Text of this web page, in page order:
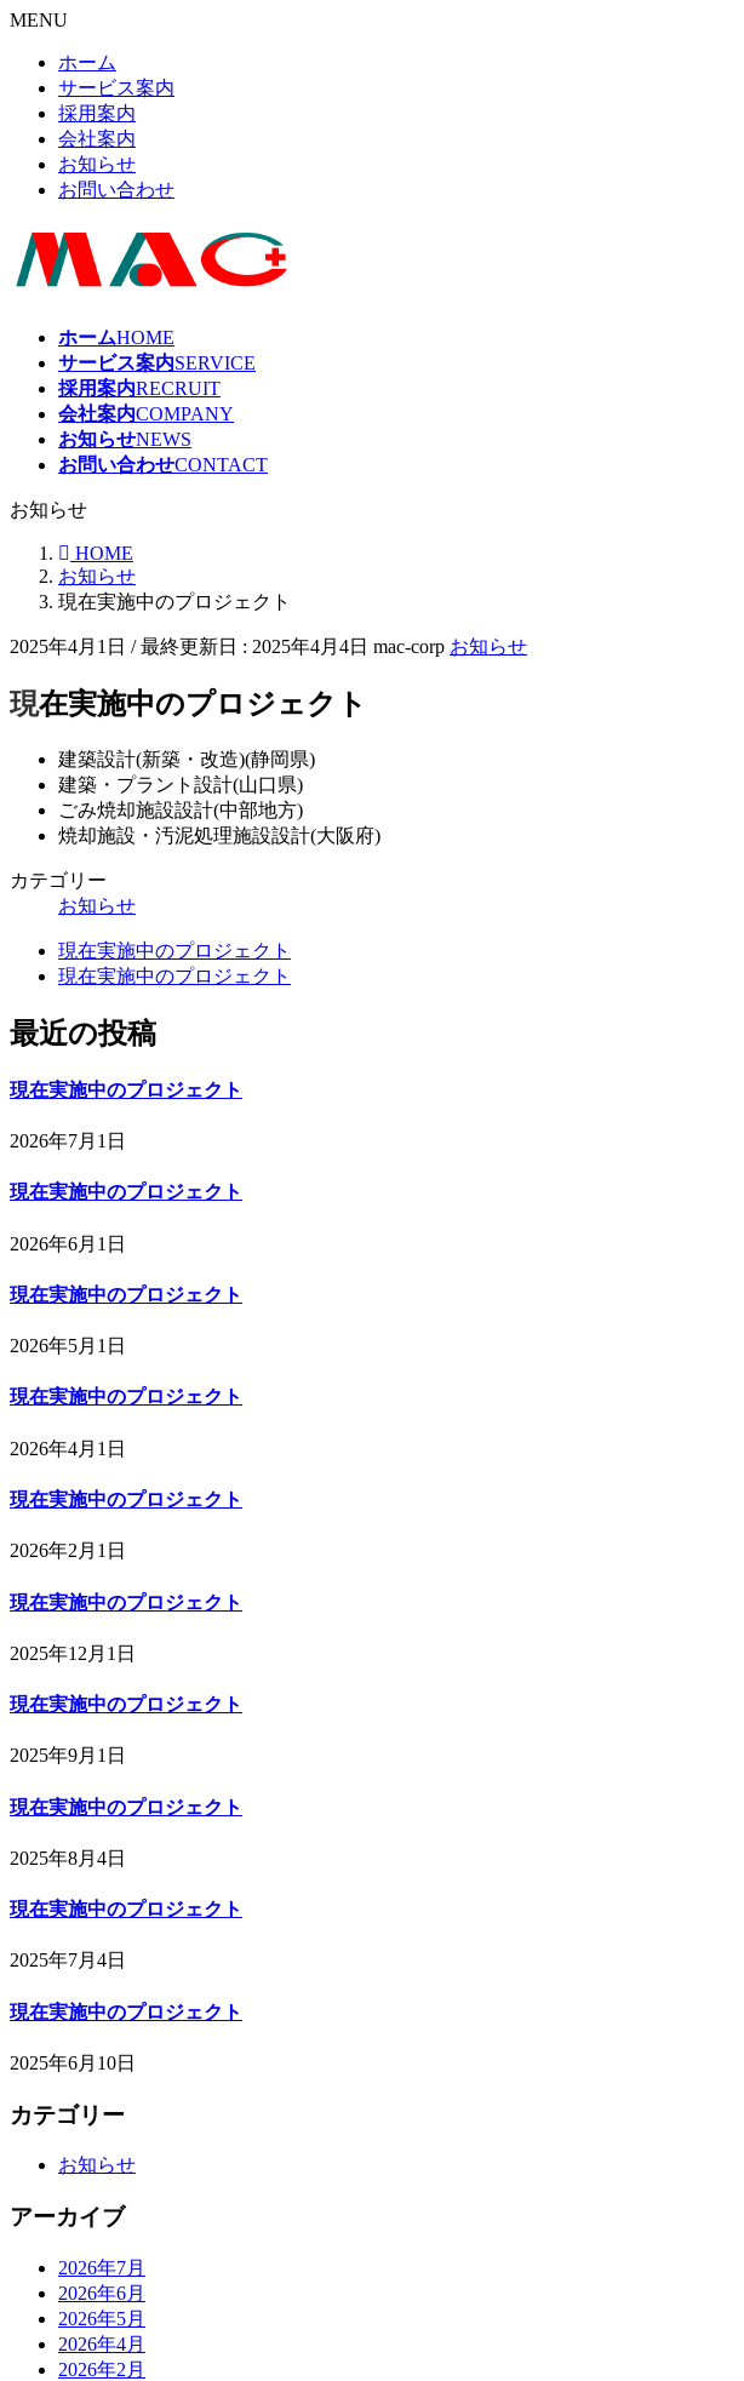
MENU
ホーム
サービス案内
採用案内
会社案内
お知らせ
お問い合わせ
ホームHOME
サービス案内SERVICE
採用案内RECRUIT
会社案内COMPANY
お知らせNEWS
お問い合わせCONTACT
お知らせ
HOME
お知らせ
現在実施中のプロジェクト
2025年4月1日 / 最終更新日 : 2025年4月4日 mac-corp お知らせ
現在実施中のプロジェクト
建築設計(新築・改造)(静岡県)
建築・プラント設計(山口県)
ごみ焼却施設設計(中部地方)
焼却施設・汚泥処理施設設計(大阪府)
カテゴリー
お知らせ
現在実施中のプロジェクト
現在実施中のプロジェクト
最近の投稿
現在実施中のプロジェクト
2026年7月1日
現在実施中のプロジェクト
2026年6月1日
現在実施中のプロジェクト
2026年5月1日
現在実施中のプロジェクト
2026年4月1日
現在実施中のプロジェクト
2026年2月1日
現在実施中のプロジェクト
2025年12月1日
現在実施中のプロジェクト
2025年9月1日
現在実施中のプロジェクト
2025年8月4日
現在実施中のプロジェクト
2025年7月4日
現在実施中のプロジェクト
2025年6月10日
カテゴリー
お知らせ
アーカイブ
2026年7月
2026年6月
2026年5月
2026年4月
2026年2月